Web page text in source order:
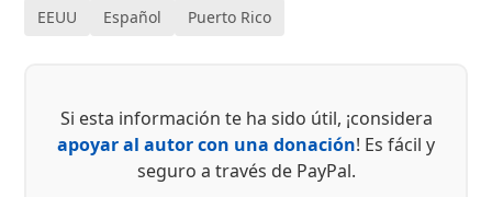
EEUU Español Puerto Rico
Si esta información te ha sido útil, ¡considera
apoyar al autor con una donación! Es fácil y
seguro a través de PayPal.